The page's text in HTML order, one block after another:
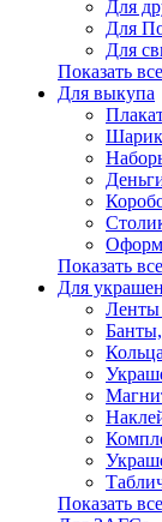
Для
Для
Для
Показать
Для выкупа
Показать
Для
Ленты
Банты,
Показать